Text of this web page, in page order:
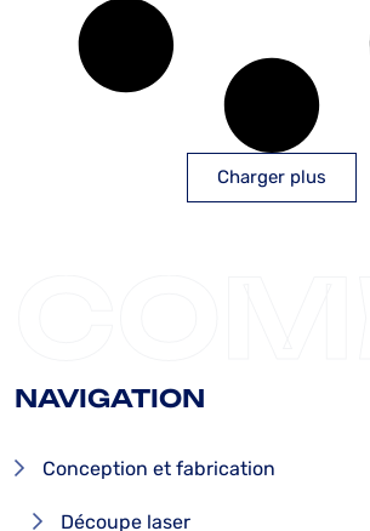
Charger plus
NAVIGATION
Conception et fabrication
Découpe laser